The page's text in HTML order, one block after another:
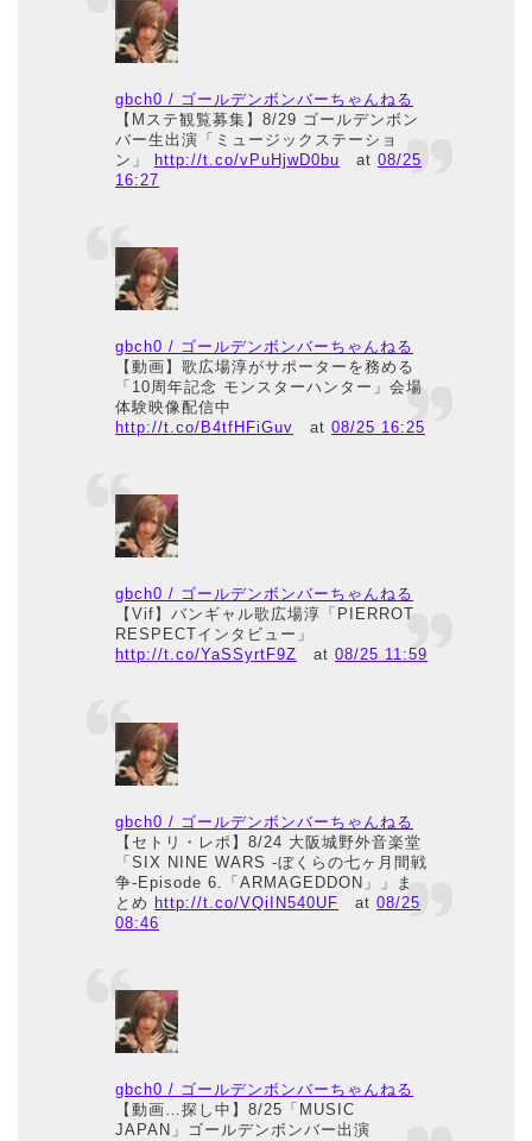
gbch0 / ゴールデンボンバーちゃんねる
【Mステ観覧募集】8/29 ゴールデンボン
バー生出演「ミュージックステーショ
ン」
http://t.co/vPuHjwD0bu at08/25
16:27
gbch0 / ゴールデンボンバーちゃんねる
【動画】歌広場淳がサポーターを務める
「10周年記念 モンスターハンター」会場
体験映像配信中
http://t.co/B4tfHFiGuv at08/25 16:25
gbch0 / ゴールデンボンバーちゃんねる
【Vif】バンギャル歌広場淳「PIERROT
RESPECTインタビュー」
http://t.co/YaSSyrtF9Z at08/25 11:59
gbch0 / ゴールデンボンバーちゃんねる
【セトリ・レポ】8/24 大阪城野外音楽堂
「SIX NINE WARS -ぼくらの七ヶ月間戦
争-Episode 6.「ARMAGEDDON」」ま
とめ http://t.co/VQiIN540UF at08/25
08:46
gbch0 / ゴールデンボンバーちゃんねる
【動画…探し中】8/25「MUSIC
JAPAN」ゴールデンボンバー出演